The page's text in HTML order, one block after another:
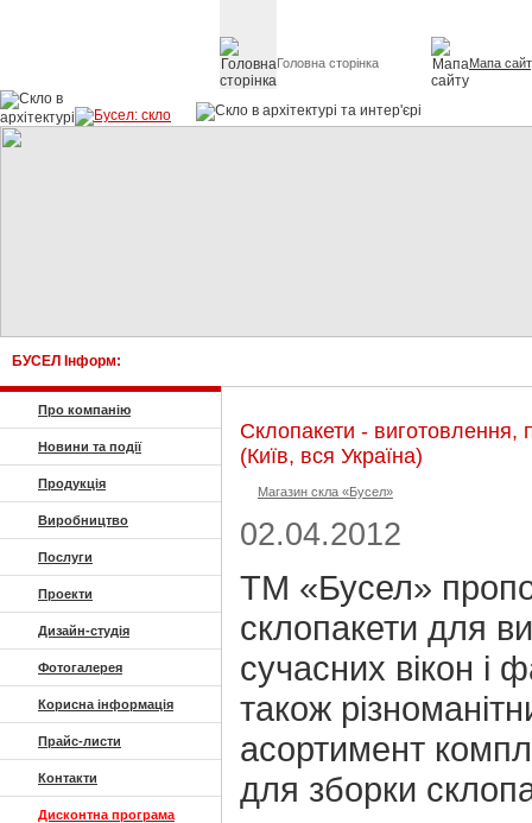
Головна сторінка Мапа
БУСЕЛ Інформ:
Про компанію
Новини та події
Продукція
Виробництво
Послуги
Проекти
Дизайн-студія
Фотогалерея
Корисна інформація
Прайс-листи
Контакти
Дисконтна програма
Склопакети - виготовлення,
(Київ, вся Україна)
Магазин скла «Бусел»
02.04.2012
ТМ «Бусел»
склопакети для
сучасних вікон і
також
асортимент
для зборки